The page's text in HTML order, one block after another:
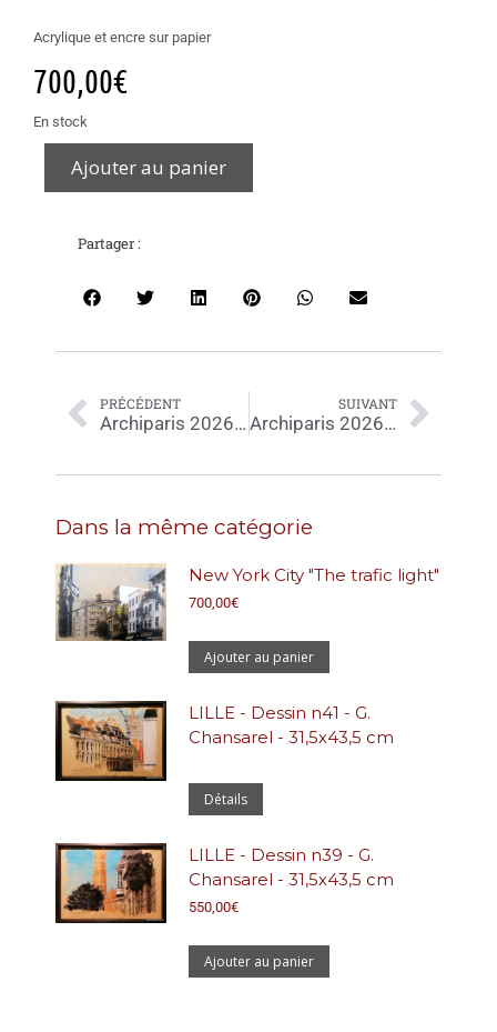
Acrylique et encre sur papier
700,00€
En stock
Ajouter au panier
Partager :
PRÉCÉDENT
Archiparis 2026-05-0091
SUIVANT
Archiparis 2026-05-0087
Dans la même catégorie
New York City "The trafic light"
700,00€
Ajouter au panier
LILLE - Dessin n41 - G.
Chansarel - 31,5x43,5 cm
Détails
LILLE - Dessin n39 - G.
Chansarel - 31,5x43,5 cm
550,00€
Ajouter au panier